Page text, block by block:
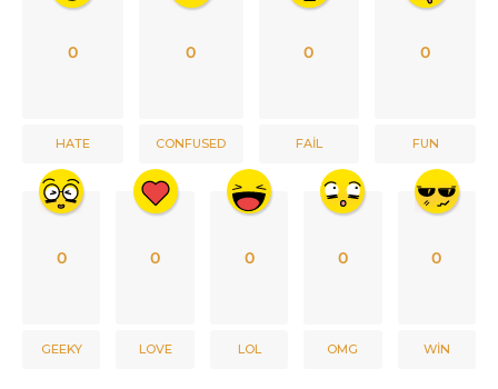
0
HATE
0
CONFUSED
0
FAIL
0
FUN
0
GEEKY
0
LOVE
0
LOL
0
OMG
0
WIN